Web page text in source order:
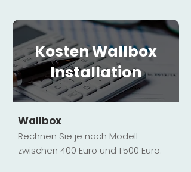
Kosten Wallbox
Installation
Wallbox
Rechnen Sie je nach Modell
zwischen 400 Euro und 1.500 Euro.